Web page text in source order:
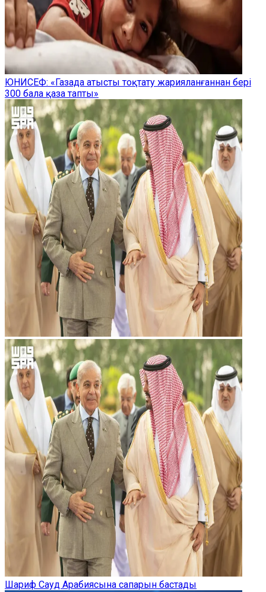
ЮНИСЕФ: «Газада атысты тоқтату жарияланғаннан бері
300 бала қаза тапты»
Шариф Сауд Арабиясына сапарын бастады